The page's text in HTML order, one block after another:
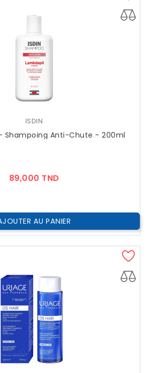
ISDIN
Shampoing Anti-Chute - 200ml
89,000 TND
AU PANIER